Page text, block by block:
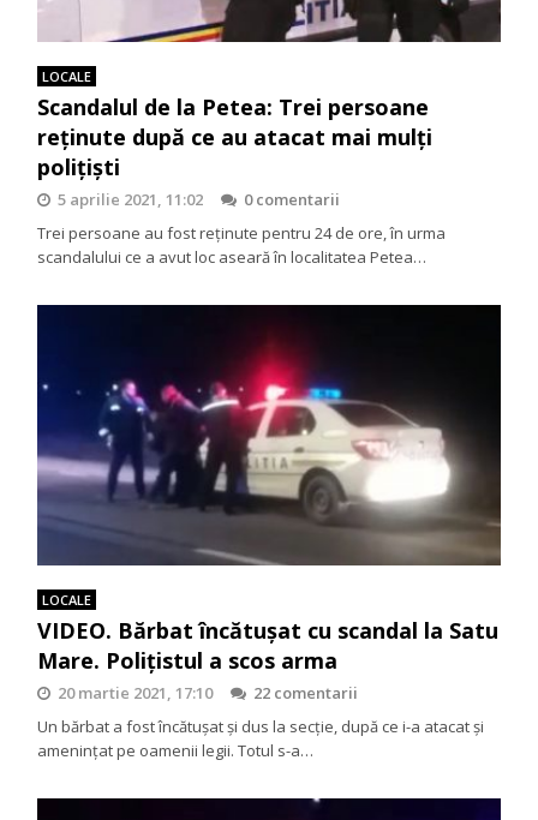
LOCALE
Scandalul de la Petea: Trei persoane
reținute după ce au atacat mai mulți
polițiști
5 aprilie 2021, 11:02
0 comentarii
Trei persoane au fost reținute pentru 24 de ore, în urma
scandalului ce a avut loc aseară în localitatea Petea…
LOCALE
VIDEO. Bărbat încătușat cu scandal la Satu
Mare. Polițistul a scos arma
20 martie 2021, 17:10
22 comentarii
Un bărbat a fost încătușat și dus la secție, după ce i-a atacat și
amenințat pe oamenii legii. Totul s-a…